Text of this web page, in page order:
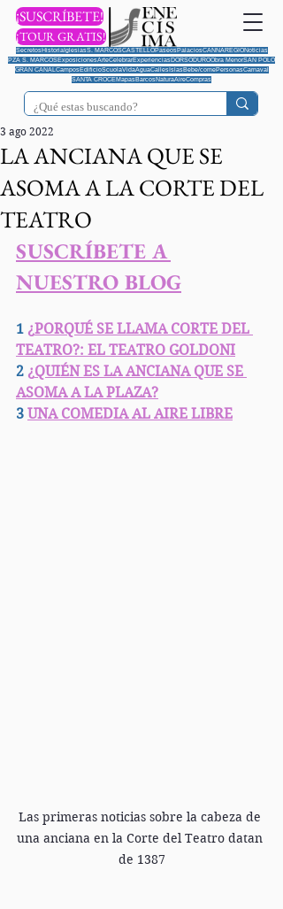
¡SUSCRÍBETE!
¡TOUR GRATIS!
SecretosHistoriaIglesiasS. MARCOSCASTELLOPaseosPalaciosCANNAREGIONoticias
PZA S. MARCOSExposicionesArteCelebrarExperienciasDORSODUROObra MenorSAN POLO
GRAN CANAL CamposEdificioScuolaVidaAguaCallesIslasBebe/comePersonasCarnaval
SANTA CROCEMapasBarcosNaturaAireCompras
LA ANCIANA QUE SE
ASOMA A LA CORTE DEL
TEATRO
3 ago 2022
SUSCRÍBETE A
NUESTRO BLOG
1 ¿PORQUÉ SE LLAMA CORTE DEL
TEATRO?: EL TEATRO GOLDONI
2 ¿QUIÉN ES LA ANCIANA QUE SE
ASOMA A LA PLAZA?
3 UNA COMEDIA AL AIRE LIBRE
Las primeras noticias sobre la cabeza de
una anciana en la Corte del Teatro datan
de 1387